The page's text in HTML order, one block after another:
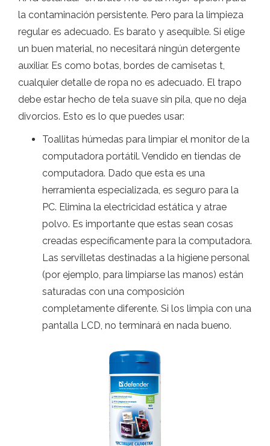
la contaminación persistente. Pero para la limpieza
regular es adecuado. Es barato y asequible. Si elige
un buen material, no necesitará ningún detergente
auxiliar. Es como botas, bordes de camisetas t,
cualquier detalle de ropa no es adecuado. El trapo
debe estar hecho de tela suave sin pila, que no deja
divorcios. Esto es lo que puedes usar:
Toallitas húmedas para limpiar el monitor de la
computadora portátil. Vendido en tiendas de
computadora. Dado que esta es una
herramienta especializada, es seguro para la
PC. Elimina la electricidad estática y atrae
polvo. Es importante que estas sean cosas
creadas específicamente para la computadora.
Las servilletas destinadas a la higiene personal
(por ejemplo, para limpiarse las manos) están
saturadas con una composición
completamente diferente. Si los limpia con una
pantalla LCD, no terminará en nada bueno.